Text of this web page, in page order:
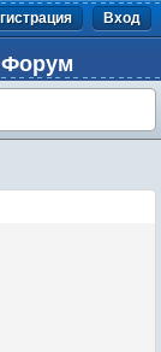
Вход
Форум